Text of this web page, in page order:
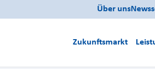
Über uns
Zukunftsmarkt